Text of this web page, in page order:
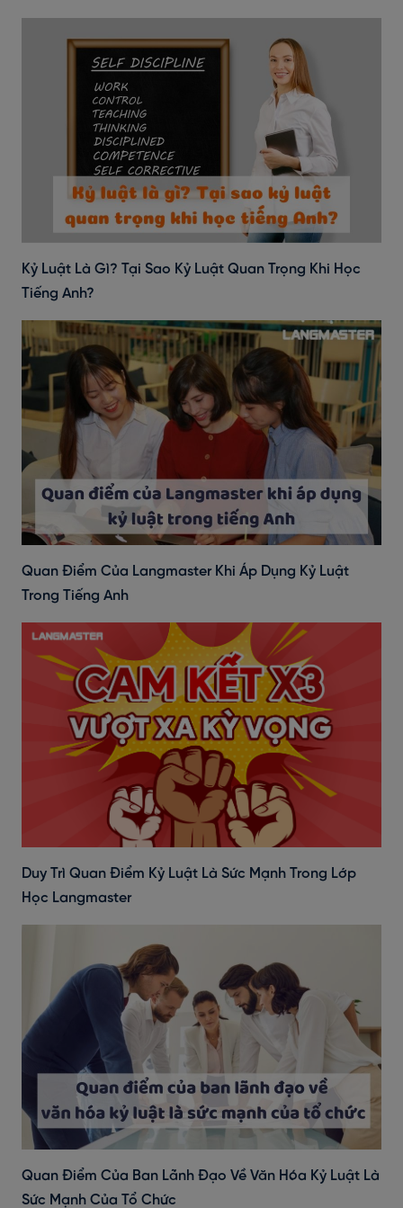
Kỷ Luật Là Gì? Tại Sao Kỷ Luật Quan Trọng Khi Học
Tiếng Anh?
Quan Điểm Của Langmaster Khi Áp Dụng Kỷ Luật
Trong Tiếng Anh
Duy Trì Quan Điểm Kỷ Luật Là Sức Mạnh Trong Lớp
Học Langmaster
Quan Điểm Của Ban Lãnh Đạo Về Văn Hóa Kỷ Luật Là
Sức Mạnh Của Tổ Chức